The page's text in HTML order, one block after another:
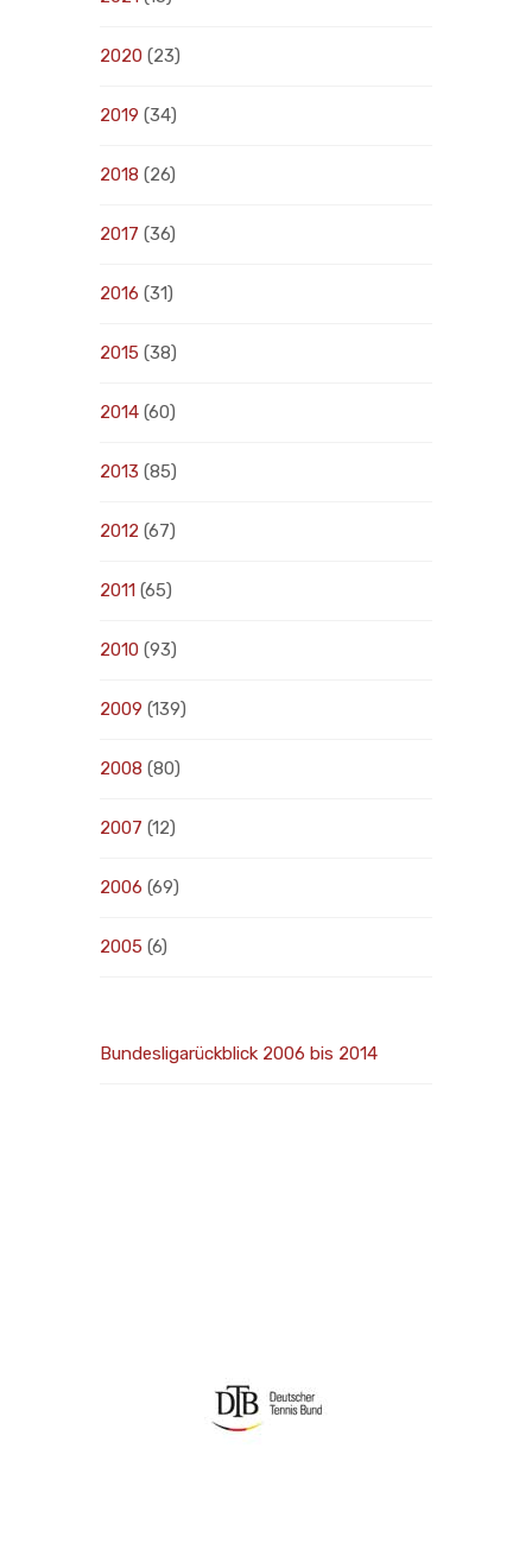
2020 (23)
2019 (34)
2018 (26)
2017 (36)
2016 (31)
2015 (38)
2014 (60)
2013 (85)
2012 (67)
2011 (65)
2010 (93)
2009 (139)
2008 (80)
2007 (12)
2006 (69)
2005 (6)
Bundesligarückblick 2006 bis 2014